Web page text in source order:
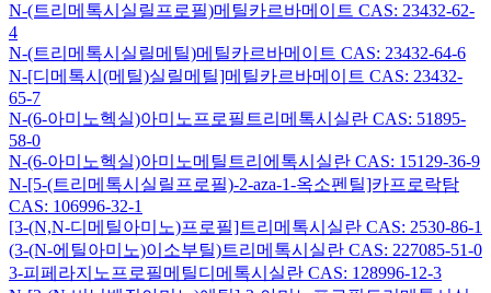
N-(트리메톡시실릴프로필)메틸카르바메이트 CAS: 23432-62-
4
N-(트리메톡시실릴메틸)메틸카르바메이트 CAS: 23432-64-6
N-[디메톡시(메틸)실릴메틸]메틸카르바메이트 CAS: 23432-
65-7
N-(6-아미노헥실)아미노프로필트리메톡시실란 CAS: 51895-
58-0
N-(6-아미노헥실)아미노메틸트리에톡시실란 CAS: 15129-36-9
N-[5-(트리메톡시실릴프로필)-2-aza-1-옥소펜틸]카프로락탐
CAS: 106996-32-1
[3-(N,N-디메틸아미노)프로필]트리메톡시실란 CAS: 2530-86-1
(3-(N-에틸아미노)이소부틸)트리메톡시실란 CAS: 227085-51-0
3-피페라지노프로필메틸디메톡시실란 CAS: 128996-12-3